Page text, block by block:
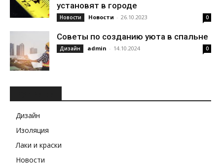
установят в городе
Новости Новости - 26.10.2023 0
Советы по созданию уюта в спальне
Дизайн admin - 14.10.2024 0
Дизайн
Изоляция
Лаки и краски
Новости